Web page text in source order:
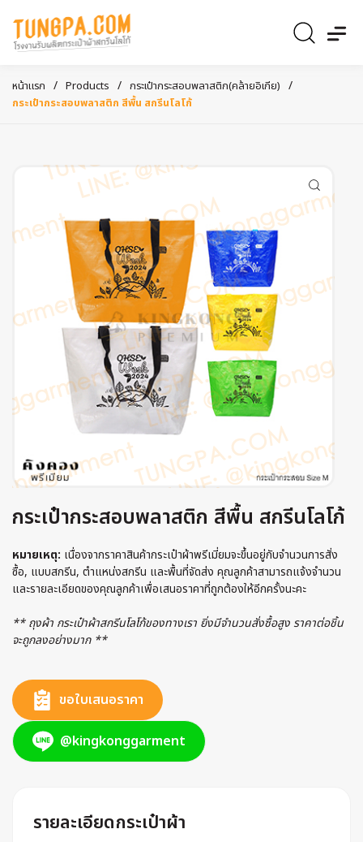
หน้าแรก / Products / กระเป๋ากระสอบพลาสติก(คล้ายอิเกีย) /
กระเป๋ากระสอบพลาสติก สีพื้น สกรีนโลโก้
กระเป๋ากระสอบพลาสติก สีพื้น สกรีนโลโก้
หมายเหตุ: เนื่องจากราคาสินค้ากระเป๋าผ้าพรีเมี่ยมจะขึ้นอยู่กับจำนวนการสั่ง
ซื้อ, แบบสกรีน, ตำแหน่งสกรีน และพื้นที่จัดส่ง คุณลูกค้าสามารถแจ้งจำนวน
และรายละเอียดของคุณลูกค้าเพื่อเสนอราคาที่ถูกต้องให้อีกครั้งนะคะ
** ถุงผ้า กระเป๋าผ้าสกรีนโลโก้ของทางเรา ยิ่งมีจำนวนสั่งซื้อสูง ราคาต่อชิ้น
จะถูกลงอย่างมาก **
ขอใบเสนอราคา
@kingkonggarment
รายละเอียดกระเป๋าผ้า